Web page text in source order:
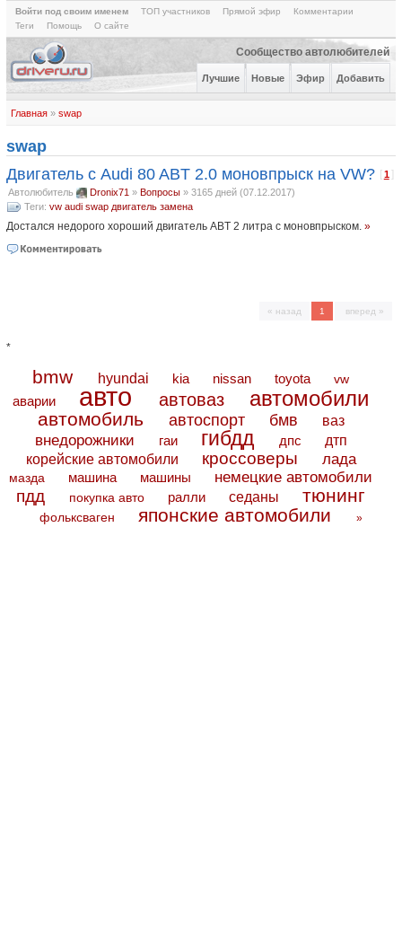
Войти под своим именем ТОП участников Прямой эфир
Комментарии
Теги
Помощь О сайте
Сообщество автолюбителей
Лучшие Новые Эфир Добавить
Главная» swap
swap
Двигатель с Audi 80 ABT 2.0 моновпрыск на VW? [1
Автолюбитель Dronix71 » Вопросы» 3165 дней (07.12.2017)
Теги: vw audi swap двигатель замена
Достался недорого хороший двигатель ABT 2 литра с моновпрыском. »
« назад 1 вперед »
*
bmw hyundai kia nissan toyota vw
аварии авто автоваз автомобили
автомобиль автоспорт бмв ваз
внедорожники гаи гибдд дпс дтп
корейские автомобили кроссоверы лада
мазда машина машины немецкие автомобили
пдд покупка авто ралли седаны тюнинг
фольксваген японские автомобили »